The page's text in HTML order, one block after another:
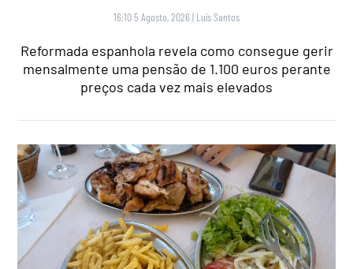
16:10 5 Agosto, 2026 | Luís Santos
Reformada espanhola revela como consegue gerir
mensalmente uma pensão de 1.100 euros perante
preços cada vez mais elevados